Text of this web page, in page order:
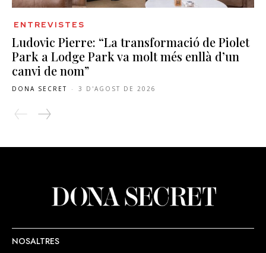
ENTREVISTES
Ludovic Pierre: “La transformació de Piolet
Park a Lodge Park va molt més enllà d’un
canvi de nom”
DONA SECRET - 3 D'AGOST DE 2026
NOSALTRES